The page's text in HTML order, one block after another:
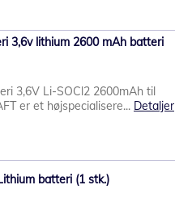
3,6v lithium 2600 mAh batteri
3,6V Li-SOCl2 2600mAh til
er et højspecialisere... Detaljer
batteri (1 stk.)